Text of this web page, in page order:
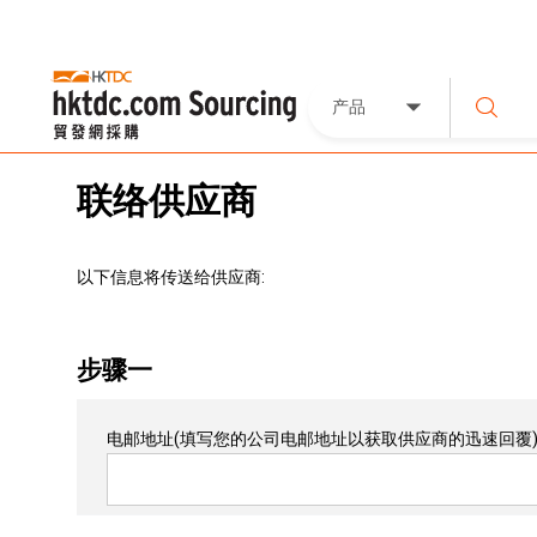
产品
联络供应商
以下信息将传送给供应商:
步骤一
电邮地址(填写您的公司电邮地址以获取供应商的迅速回覆)